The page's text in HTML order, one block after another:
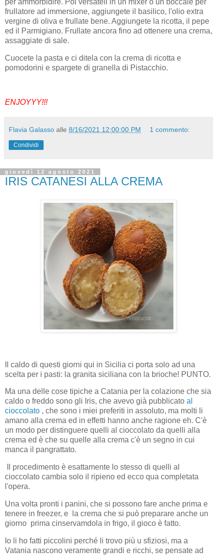
frullatore ad immersione, aggiungete il basilico, l'olio extra
vergine di oliva e frullate bene. Aggiungete la ricotta, il pepe
ed il Parmigiano. Frullate ancora fino ad ottenere una crema,
assaggiate di sale.
Cuocete la pasta e ci ditela con la crema di ricotta e
pomodorini e spargete di granella di Pistacchio.
ENJOYYY!!!
Flavia Galasso alle 8/16/2021 12:00:00 PM 1 commento:
Condividi
giovedì 12 agosto 2021
IRIS CATANESI ALLA CREMA
Il caldo di questi giorni qui in Sicilia ci porta solo ad una
scelta per i pasti: la granita siciliana con la brioche! PUNTO.
Ma una delle cose tipiche a Catania per la colazione che sia
caldo o freddo sono gli Iris, che avevo già pubblicato al
cioccolato , che sono i miei preferiti in assoluto, ma molti li
amano alla crema ed in effetti hanno anche ragione eh. C'è
un modo per distinguere quelli al cioccolato da quelli alla
crema ed è che su quelle alla crema c'è un segno in cui
manca il pangrattato.
Il procedimento è esattamente lo stesso di quelli al
cioccolato cambia solo il ripieno ed ecco qua completata
l'opera.
Una volta pronti i panini, che si possono fare anche prima e
tenere in freezer, e la crema che si può preparare anche un
giorno prima cinservamdola in frigo, il gioco è fatto.
Io li ho fatti piccolini perché li trovo più u sfiziosi, ma a
Vatania nascono veramente grandi e ricchi, se pensate ad